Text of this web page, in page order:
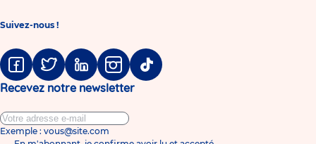
Suivez-nous !
FacebookTwitter LinkedinInstagramTiktok
Recevez notre newsletter
Exemple : vous@site.com